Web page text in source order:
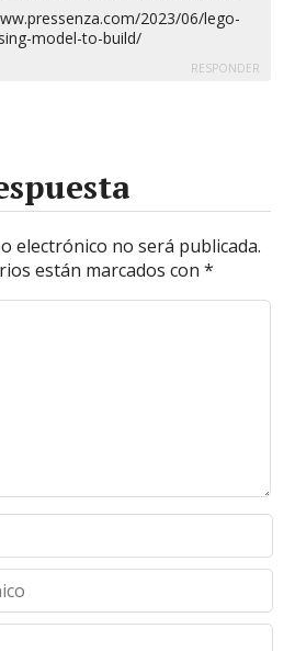
2023/06/lego-
model-to-build/
RESPONDER
electrónico no será publicada.
están marcados con*